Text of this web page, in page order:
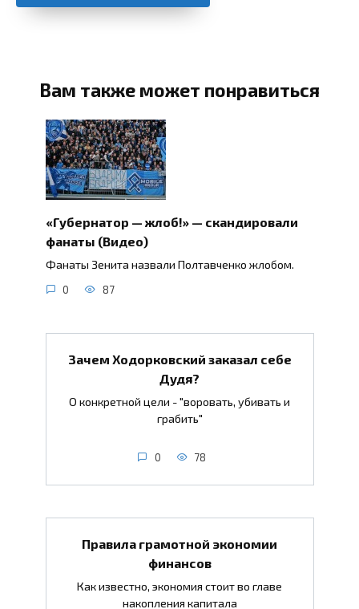
Вам также может понравиться
«Губернатор — жлоб!» — скандировали
фанаты (Видео)
Фанаты Зенита назвали Полтавченко жлобом.
0 87
Зачем Ходорковский заказал себе
Дудя?
О конкретной цели - "воровать, убивать и
грабить"
0 78
Правила грамотной экономии
финансов
Как известно, экономия стоит во главе
накопления капитала